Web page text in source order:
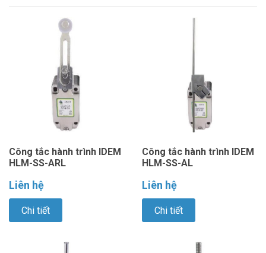
Công tắc hành trình IDEM
HLM-SS-ARL
Liên hệ
Chi tiết
Công tắc hành trình IDEM
HLM-SS-AL
Liên hệ
Chi tiết